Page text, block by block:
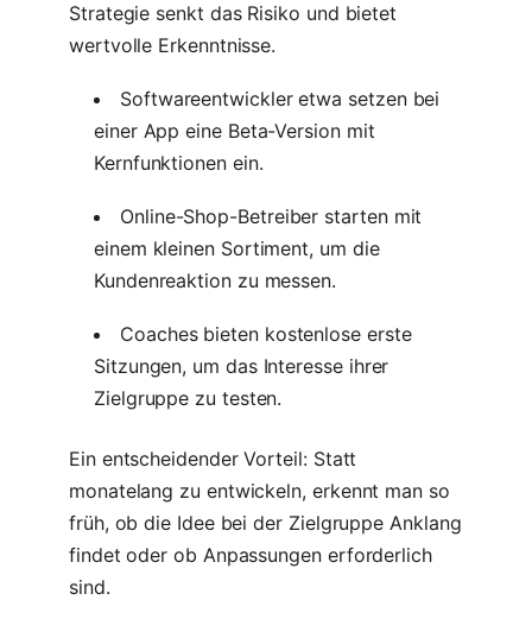
Strategie senkt das Risiko und bietet
wertvolle Erkenntnisse.
Softwareentwickler etwa setzen bei
einer App eine Beta-Version mit
Kernfunktionen ein.
Online-Shop-Betreiber starten mit
einem kleinen Sortiment, um die
Kundenreaktion zu messen.
Coaches bieten kostenlose erste
Sitzungen, um das Interesse ihrer
Zielgruppe zu testen.
Ein entscheidender Vorteil: Statt
monatelang zu entwickeln, erkennt man so
früh, ob die Idee bei der Zielgruppe Anklang
findet oder ob Anpassungen erforderlich
sind.